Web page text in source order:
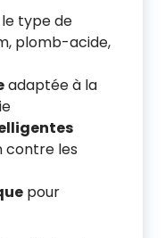
type de
plomb-acide,
adaptée à la
contre les
pour